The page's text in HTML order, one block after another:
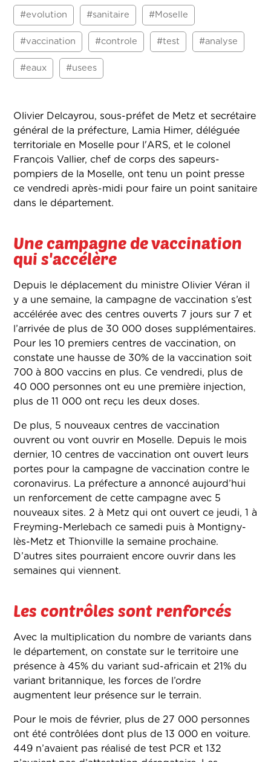
#evolution #sanitaire #Moselle
#vaccination #controle #test #analyse
#eaux #usees
Olivier Delcayrou, sous-préfet de Metz et secrétaire
général de la préfecture, Lamia Himer, déléguée
territoriale en Moselle pour l'ARS, et le colonel
François Vallier, chef de corps des sapeurs-
pompiers de la Moselle, ont tenu un point presse
ce vendredi après-midi pour faire un point sanitaire
dans le département.
Une campagne de vaccination
qui s'accélère
Depuis le déplacement du ministre Olivier Véran il
y a une semaine, la campagne de vaccination s’est
accélérée avec des centres ouverts 7 jours sur 7 et
l’arrivée de plus de 30 000 doses supplémentaires.
Pour les 10 premiers centres de vaccination, on
constate une hausse de 30% de la vaccination soit
700 à 800 vaccins en plus. Ce vendredi, plus de
40 000 personnes ont eu une première injection,
plus de 11 000 ont reçu les deux doses.
De plus, 5 nouveaux centres de vaccination
ouvrent ou vont ouvrir en Moselle. Depuis le mois
dernier, 10 centres de vaccination ont ouvert leurs
portes pour la campagne de vaccination contre le
coronavirus. La préfecture a annoncé aujourd’hui
un renforcement de cette campagne avec 5
nouveaux sites. 2 à Metz qui ont ouvert ce jeudi, 1 à
Freyming-Merlebach ce samedi puis à Montigny-
lès-Metz et Thionville la semaine prochaine.
D’autres sites pourraient encore ouvrir dans les
semaines qui viennent.
Les contrôles sont renforcés
Avec la multiplication du nombre de variants dans
le département, on constate sur le territoire une
présence à 45% du variant sud-africain et 21% du
variant britannique, les forces de l’ordre
augmentent leur présence sur le terrain.
Pour le mois de février, plus de 27 000 personnes
ont été contrôlées dont plus de 13 000 en voiture.
449 n’avaient pas réalisé de test PCR et 132